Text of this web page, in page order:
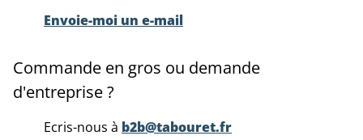
Envoie-moi un e-mail
Commande en gros ou demande
d'entreprise ?
Ecris-nous à b2b@tabouret.fr